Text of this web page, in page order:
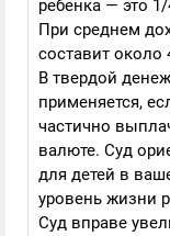
ребенка — это
При среднем
составит около
В твердой
применяется,
частично
валюте. Суд
для детей в
уровень жизни
Суд вправе